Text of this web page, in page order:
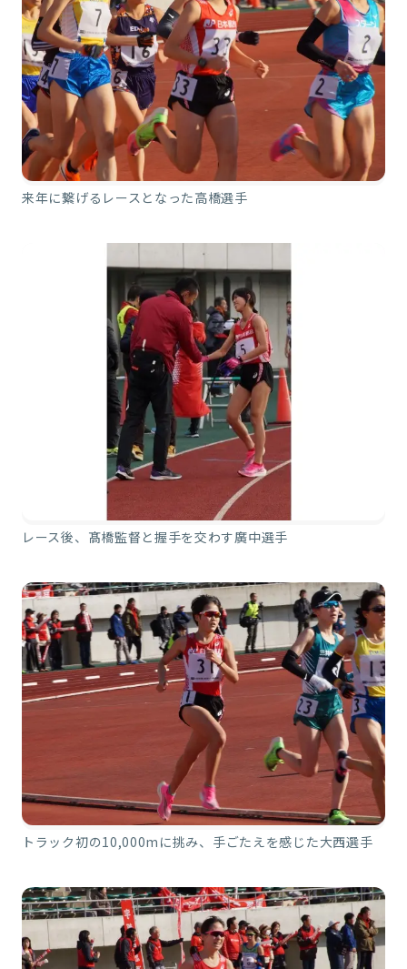
来年に繋げるレースとなった高橋選手
レース後、髙橋監督と握手を交わす廣中選手
トラック初の10,000mに挑み、手ごたえを感じた大西選手